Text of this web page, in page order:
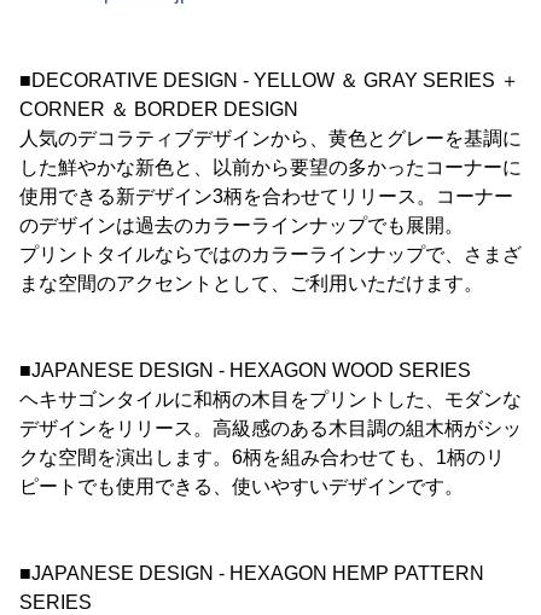
■DECORATIVE DESIGN - YELLOW ＆ GRAY SERIES ＋
CORNER ＆ BORDER DESIGN
人気のデコラティブデザインから、黄色とグレーを基調に
した鮮やかな新色と、以前から要望の多かったコーナーに
使用できる新デザイン3柄を合わせてリリース。コーナー
のデザインは過去のカラーラインナップでも展開。
プリントタイルならではのカラーラインナップで、さまざ
まな空間のアクセントとして、ご利用いただけます。
■JAPANESE DESIGN - HEXAGON WOOD SERIES
ヘキサゴンタイルに和柄の木目をプリントした、モダンな
デザインをリリース。高級感のある木目調の組木柄がシッ
クな空間を演出します。6柄を組み合わせても、1柄のリ
ピートでも使用できる、使いやすいデザインです。
■JAPANESE DESIGN - HEXAGON HEMP PATTERN
SERIES